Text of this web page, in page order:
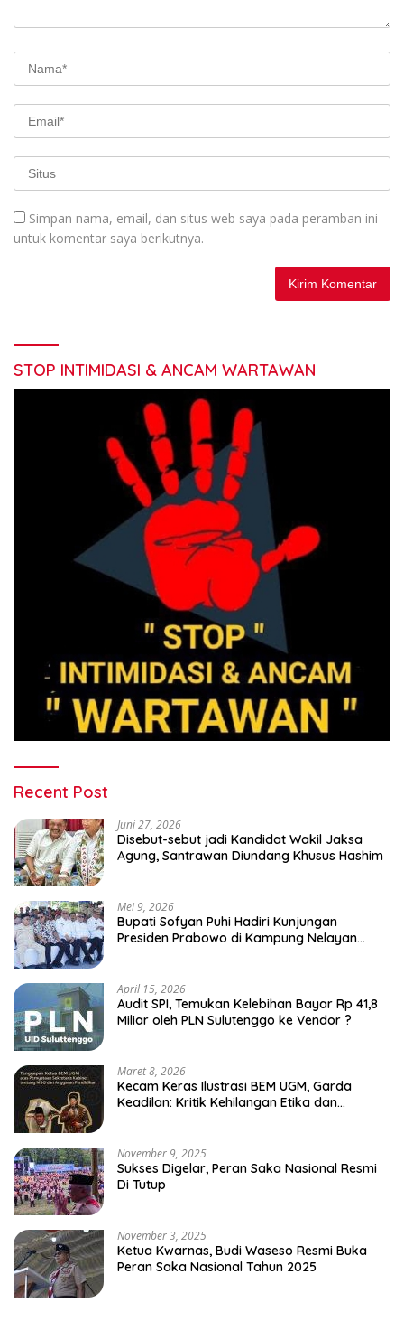
Simpan nama, email, dan situs web saya pada peramban ini
untuk komentar saya berikutnya.
STOP INTIMIDASI & ANCAM WARTAWAN
Recent Post
Juni 27, 2026
Disebut-sebut jadi Kandidat Wakil Jaksa
Agung, Santrawan Diundang Khusus Hashim
Mei 9, 2026
Bupati Sofyan Puhi Hadiri Kunjungan
Presiden Prabowo di Kampung Nelayan
April 15, 2026
Audit SPI, Temukan Kelebihan Bayar Rp 41,8
Miliar oleh PLN Sulutenggo ke Vendor ?
Maret 8, 2026
Kecam Keras Ilustrasi BEM UGM, Garda
Keadilan: Kritik Kehilangan Etika dan
November 9, 2025
Sukses Digelar, Peran Saka Nasional Resmi
Di Tutup
November 3, 2025
Ketua Kwarnas, Budi Waseso Resmi Buka
Peran Saka Nasional Tahun 2025